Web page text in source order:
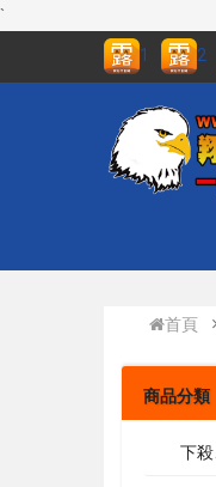
`
1 2
首頁
商品分類
下